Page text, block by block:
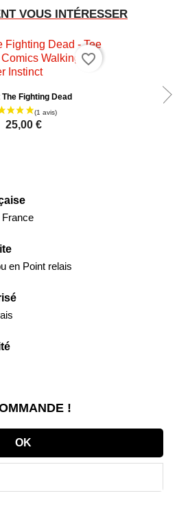
VOUS INTÉRESSER
The Fighting Dead
25,00 €
favorite_border
en Point relais
!